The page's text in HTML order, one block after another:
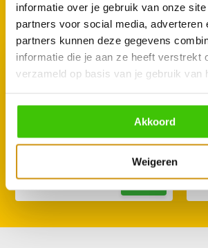
informatie over je gebruik van onze
partners voor social media, adverteren
partners kunnen deze gegevens
informatie die je aan ze heeft verstrekt
verzameld op basis van je gebruik van
Akkoord
Weigeren
Met deze accessoires
Enders Magnetische
keukenrolhouder